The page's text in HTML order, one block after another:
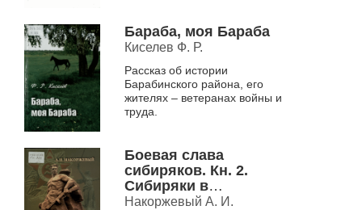
Бараба, моя Бараба
Киселев Ф. Р.
Рассказ об истории
Барабинского района, его
жителях – ветеранах войны и
труда.
Боевая слава
сибиряков. Кн. 2.
Сибиряки в
Сталинградской битве
Накоржевый А. И.